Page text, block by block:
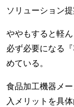
ソリューション
ややもすると軽
必ず必要になる
めている。
食品加工機器メ
入メリットを具